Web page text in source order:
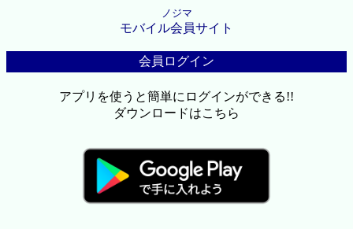
ノジマ
モバイル会員サイト
会員ログイン
アプリを使うと簡単にログインができる!!
ダウンロードはこちら